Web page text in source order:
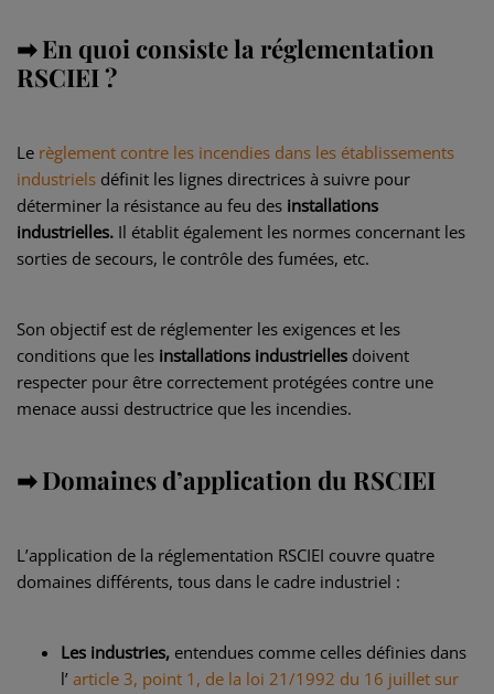
➡ En quoi consiste la réglementation
RSCIEI ?
Le règlement contre les incendies dans les établissements
industriels définit les lignes directrices à suivre pour
déterminer la résistance au feu des installations
industrielles. Il établit également les normes concernant les
sorties de secours, le contrôle des fumées, etc.
Son objectif est de réglementer les exigences et les
conditions que les installations industrielles doivent
respecter pour être correctement protégées contre une
menace aussi destructrice que les incendies.
➡ Domaines d’application du RSCIEI
L’application de la réglementation RSCIEI couvre quatre
domaines différents, tous dans le cadre industriel :
Les industries, entendues comme celles définies dans
l’ article 3, point 1, de la loi 21/1992 du 16 juillet sur